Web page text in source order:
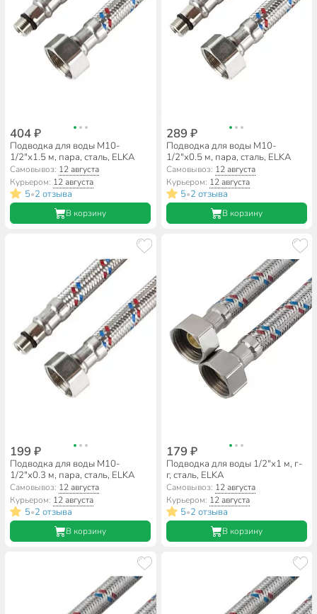
404 ₽
Подводка для воды М10-
1/2"х1.5 м, пара, сталь, ELKA
Самовывоз: 12 августа
Курьером: 12 августа
5•2 отзыва
В корзину
289 ₽
Подводка для воды М10-
1/2"х0.5 м, пара, сталь, ELKA
Самовывоз: 12 августа
Курьером: 12 августа
5•2 отзыва
В корзину
199 ₽
Подводка для воды М10-
1/2"х0.3 м, пара, сталь, ELKA
Самовывоз: 12 августа
Курьером: 12 августа
5•2 отзыва
В корзину
179 ₽
Подводка для воды 1/2"х1 м, г-
г, сталь, ELKA
Самовывоз: 12 августа
Курьером: 12 августа
5•2 отзыва
В корзину